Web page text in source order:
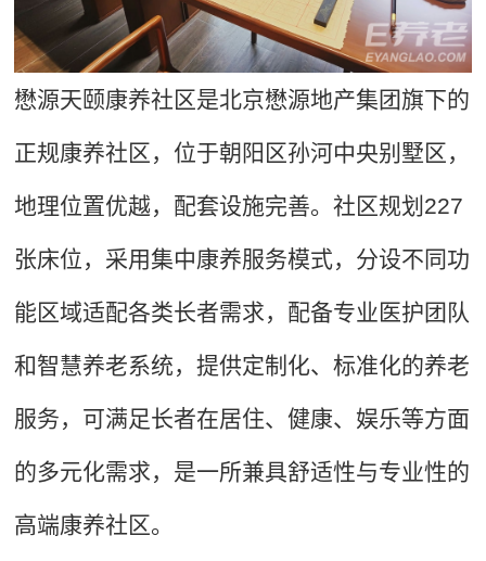
懋源天颐康养社区是北京懋源地产集团旗下的
正规康养社区，位于朝阳区孙河中央别墅区，
地理位置优越，配套设施完善。社区规划227
张床位，采用集中康养服务模式，分设不同功
能区域适配各类长者需求，配备专业医护团队
和智慧养老系统，提供定制化、标准化的养老
服务，可满足长者在居住、健康、娱乐等方面
的多元化需求，是一所兼具舒适性与专业性的
高端康养社区。